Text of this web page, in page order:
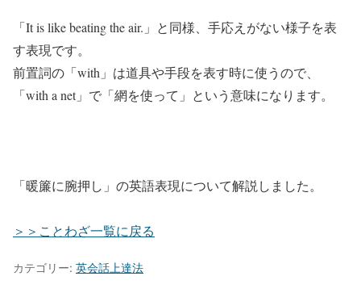
「It is like beating the air.」と同様、手応えがない様子を表
す表現です。
前置詞の「with」は道具や手段を表す時に使うので、
「with a net」で「網を使って」という意味になります。
「暖簾に腕押し」の英語表現について解説しました。
＞＞ことわざ一覧に戻る
カテゴリー: 英会話上達法